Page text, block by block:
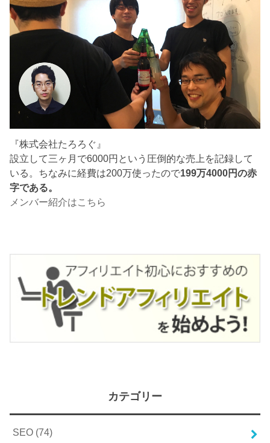
『株式会社たろろぐ』
設立して三ヶ月で6000円という圧倒的な売上を記録して
いる。ちなみに経費は200万使ったので199万4000円の赤
字である。
メンバー紹介はこちら
カテゴリー
SEO (74)